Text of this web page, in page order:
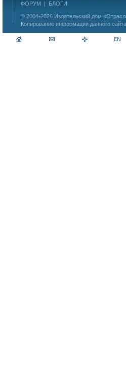
ФОРУМ | БЛОГИ
© 2004-2026 Издательский дом
Копирование информации данного